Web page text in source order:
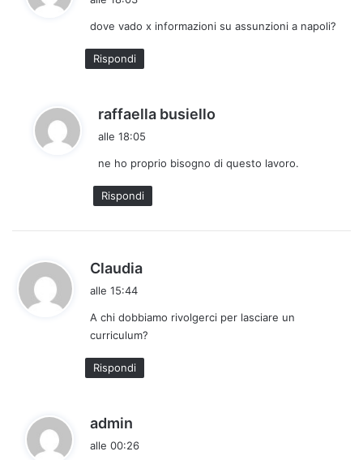
e
dove vado x informazioni su assunzioni a napoli?
Rispondi
raffaella busiello
e
alle 18:05
ne ho proprio bisogno di questo lavoro.
Rispondi
Claudia
e
t
t
o
alle 15:44
A chi dobbiamo rivolgerci per lasciare un
curriculum?
Rispondi
admin
alle 00:26